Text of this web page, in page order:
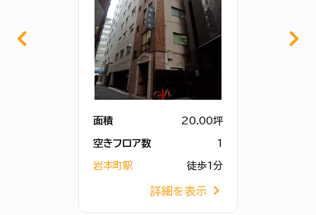
面積 20.00坪
空きフロア数 1
岩本町駅 徒歩1分
詳細を表示